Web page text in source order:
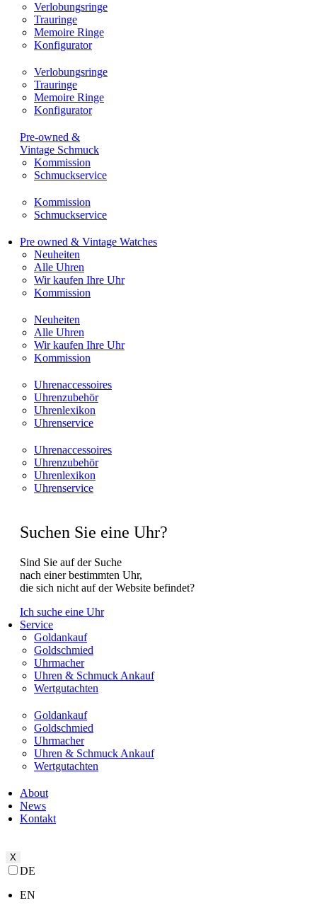
Verlobungsringe
Trauringe
Memoire Ringe
Konfigurator
Verlobungsringe
Trauringe
Memoire Ringe
Konfigurator
Pre-owned &
Vintage Schmuck
Kommission
Schmuckservice
Kommission
Schmuckservice
Pre owned & Vintage Watches
Neuheiten
Alle Uhren
Wir kaufen Ihre Uhr
Kommission
Neuheiten
Alle Uhren
Wir kaufen Ihre Uhr
Kommission
Uhrenaccessoires
Uhrenzubehör
Uhrenlexikon
Uhrenservice
Uhrenaccessoires
Uhrenzubehör
Uhrenlexikon
Uhrenservice
Suchen Sie eine Uhr?
Sind Sie auf der Suche
nach einer bestimmten Uhr,
die sich nicht auf der Website befindet?
Ich suche eine Uhr
Service
Goldankauf
Goldschmied
Uhrmacher
Uhren & Schmuck Ankauf
Wertgutachten
Goldankauf
Goldschmied
Uhrmacher
Uhren & Schmuck Ankauf
Wertgutachten
About
News
Kontakt
X
DE
EN